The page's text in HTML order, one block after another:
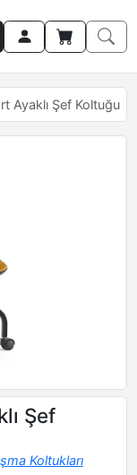
Ayaklı Şef Koltuğu
Şef
Koltukları